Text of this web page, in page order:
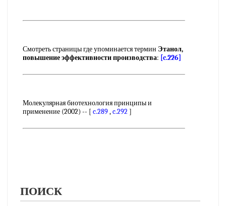
Смотреть страницы где упоминается термин Этанол,
повышение эффективности производства: [c.226]
Молекулярная биотехнология принципы и
применение (2002) -- [ c.289,c.292]
ПОИСК